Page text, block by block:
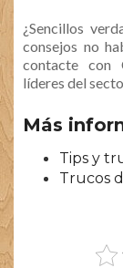
¿Sencillos
consejos no
contacte con
líderes del
Más
Tips y
Trucos